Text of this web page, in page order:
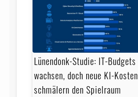
Lünendonk-Studie: IT-Budgets
wachsen, doch neue KI-Kosten
schmälern den Spielraum